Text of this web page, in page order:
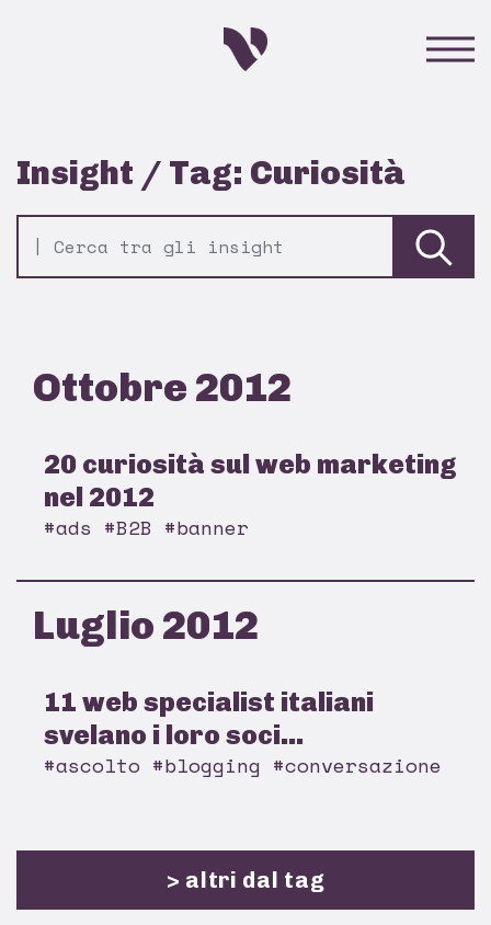
Insight / Tag: Curiosità
Ottobre 2012
20 curiosità sul web marketing
nel 2012
#ads #B2B #banner
Luglio 2012
11 web specialist italiani
svelano i loro soci...
#ascolto #blogging #conversazione
> altri dal tag